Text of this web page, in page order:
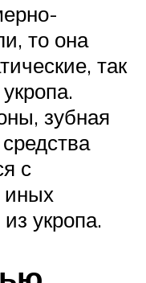
то она
так
зубная
с
иных
укропа.